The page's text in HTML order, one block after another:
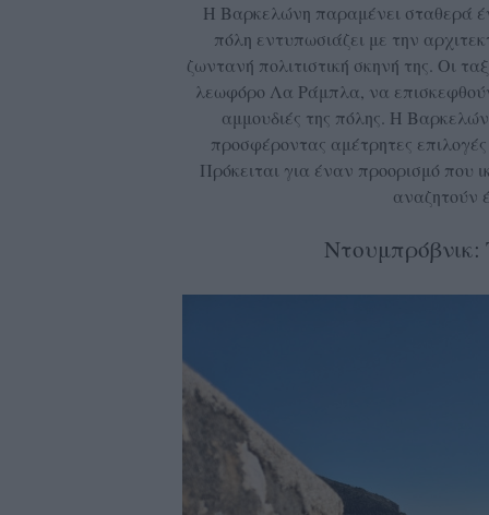
Η Βαρκελώνη παραμένει σταθερά
πόλη εντυπωσιάζει με την
ζωντανή πολιτιστική σκηνή της. Οι
λεωφόρο Λα Ράμπλα, να
αμμουδιές της πόλης. Η
προσφέροντας αμέτρητες
Πρόκειται για έναν προορισμό που
αναζητούν
Ντουμπρόβνικ: